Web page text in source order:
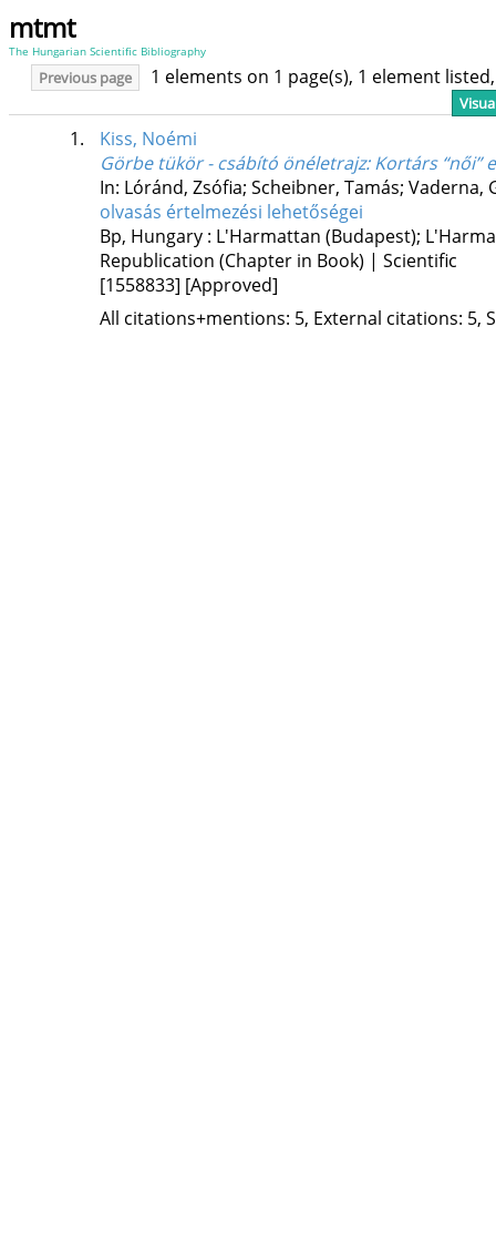
mtmt
The Hungarian Scientific Bibliography
Previous page 1 elements on 1 page(s), 1 element
1.
Kiss, Noémi
Görbe tükör - csábító önéletrajz: Kortárs “női”
In: Lóránd, Zsófia; Scheibner, Tamás; Vaderna,
olvasás értelmezési lehetőségei
Bp, Hungary : L'Harmattan (Budapest);
Republication (Chapter in Book) | Scientific
[1558833] [Approved]
All citations+mentions: 5, External citations: 5,